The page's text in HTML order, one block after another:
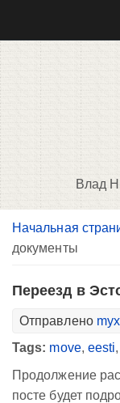
Влад
Вы здесь
Начальная
документы
Переезд в
Отправлено myx
Tags: move, eesti,
Продолжение
посте будет